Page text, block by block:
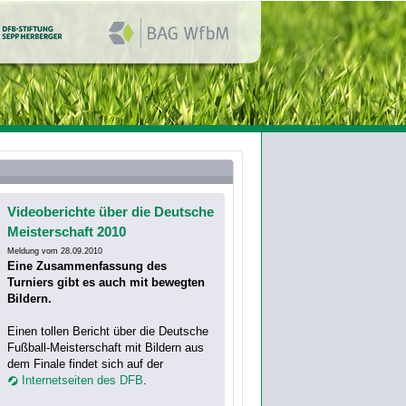
Videoberichte über die Deutsche
Meisterschaft 2010
Meldung vom 28.09.2010
Eine Zusammenfassung des
Turniers gibt es auch mit bewegten
Bildern.
Einen tollen Bericht über die Deutsche
Fußball-Meisterschaft mit Bildern aus
dem Finale findet sich auf der
Internetseiten des DFB.